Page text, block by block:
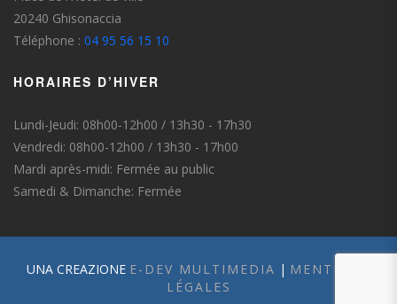
20240 Ghisonaccia
Téléphone : 04 95 56 15 10
HORAIRES D’HIVER
Lundi-Jeudi: 08h00-12h00 / 13h30 - 17h30
Vendredi: 08h00-12h00 / 13h30 - 17h00
Mardi après-midi: Fermée au public
Samedi & Dimanche: Fermée
UNA CREAZIONE E-DEV MULTIMEDIA | MENTIONS
LÉGALES